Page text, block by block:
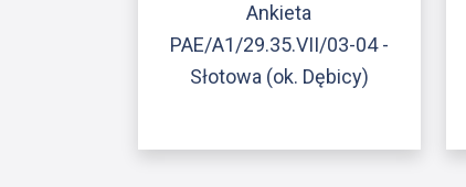
Ankieta
PAE/A1/29.35.VII/03-04 -
Słotowa (ok. Dębicy)